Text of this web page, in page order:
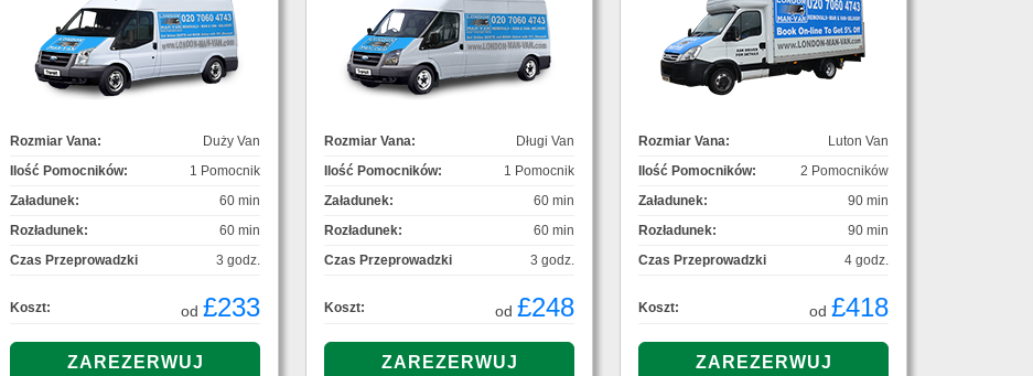
Rozmiar Vana:
Duży Van
Ilość Pomocników:
1 Pomocnik
Załadunek:
60 min
Rozładunek:
60 min
Czas Przeprowadzki
3 godz.
Koszt: od £233
Rozmiar Vana:
Długi Van
Ilość Pomocników:
1 Pomocnik
Załadunek:
60 min
Rozładunek:
60 min
Czas Przeprowadzki
3 godz.
Koszt: od £248
Rozmiar Vana:
Luton Van
Ilość Pomocników:
2 Pomocników
Załadunek:
90 min
Rozładunek:
90 min
Czas Przeprowadzki
4 godz.
Koszt: od £418